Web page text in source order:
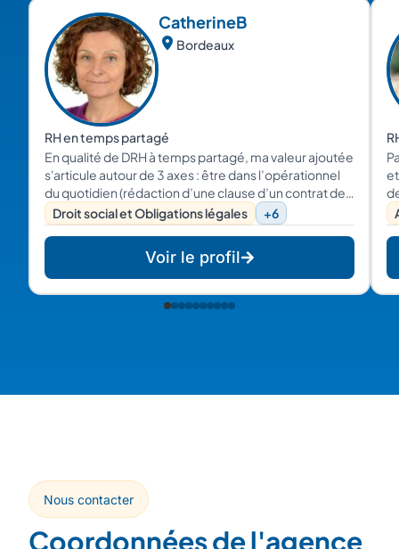
CatherineB
Bordeaux
RH en temps partagé
En qualité de DRH à temps partagé, ma valeur ajoutée
s'articule autour de 3 axes : être dans l’opérationnel
du quotidien (rédaction d’une clause d’un contrat de
travail, un accord d'entreprise, animation des IRP, …),
apporter un regard, un recul dans le déploiement
d’une stratégie RH globale, et intégrer dans mon
intervention des éléments de comparaison pour
permettre aux clients de mieux se différencier.
Droit social et Obligations légales +6
Voir le profil
Nous contacter
Coordonnées de l'agence